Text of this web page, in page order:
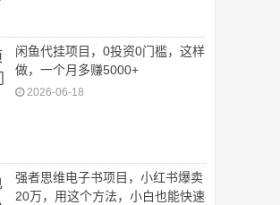
闲鱼代挂项目，0投资0门槛，这样
做，一个月多赚5000+
2026-06-18
强者思维电子书项目，小红书爆卖
20万，用这个方法，小白也能快速